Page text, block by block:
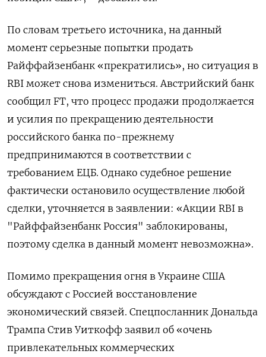
По словам третьего источника, на данный
момент серьезные попытки продать
Райффайзенбанк «прекратились», но ситуация в
RBI может снова измениться. Австрийский банк
сообщил FT, что процесс продажи продолжается
и усилия по прекращению деятельности
российского банка по-прежнему
предпринимаются в соответствии с
требованием ЕЦБ. Однако судебное решение
фактически остановило осуществление любой
сделки, уточняется в заявлении: «Акции RBI в
"Райффайзенбанк Россия" заблокированы,
поэтому сделка в данный момент невозможна».
Помимо прекращения огня в Украине США
обсуждают с Россией восстановление
экономический связей. Спецпосланник Дональда
Трампа Стив Уиткофф заявил об «очень
привлекательных коммерческих